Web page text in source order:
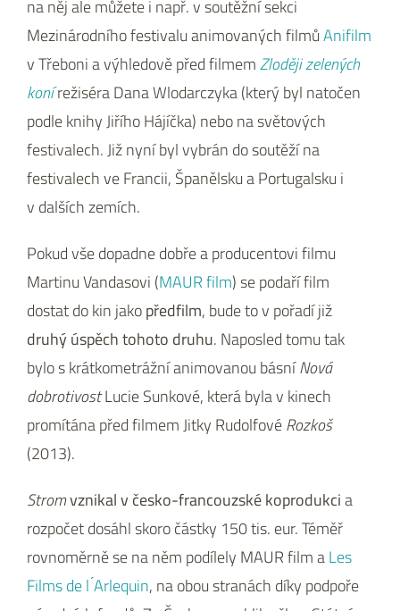
na něj ale můžete i např. v soutěžní sekci
Mezinárodního festivalu animovaných filmůAnifilm
v Třeboni a výhledově před filmemZloději zelených
konírežiséra Dana Wlodarczyka (který byl natočen
podle knihy Jiřího Hájíčka) nebo na světových
festivalech. Již nyní byl vybrán do soutěží na
festivalech ve Francii, Španělsku a Portugalsku i
v dalších zemích.
Pokud vše dopadne dobře a producentovi filmu
Martinu Vandasovi (MAUR film) se podaří film
dostat do kin jakopředfilm, bude to v pořadí již
druhý úspěch tohoto druhu. Naposled tomu tak
bylo s krátkometrážní animovanou básníNová
dobrotivostLucie Sunkové, která byla v kinech
promítána před filmem Jitky RudolfovéRozkoš
(2013).
Stromvznikal v česko-francouzské koprodukcia
rozpočet dosáhl skoro částky 150 tis. eur. Téměř
rovnoměrně se na něm podílely MAUR film aLes
Films de l ́Arlequin, na obou stranách díky podpoře